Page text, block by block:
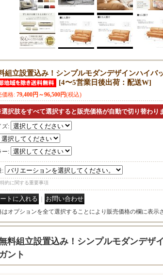
組立設置込み！シンプルモダンデザインハイバ
[4〜5営業日後出荷：配送W]
価格: 79,400円～96,500円(税込)
ズ:
ー:
:
約に関する重要事項
はオプションを全て選択することにより販売価格の欄に表示
料組立設置込み！シンプルモダンデザ
ガント